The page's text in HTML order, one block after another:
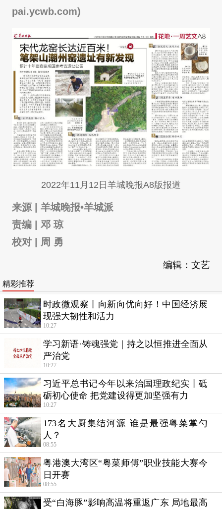
pai.ycwb.com)
2022年11月12日羊城晚报A8版报道
来源 | 羊城晚报•羊城派
责编 | 邓 琼
校对 | 周 勇
编辑：文艺
精彩推荐